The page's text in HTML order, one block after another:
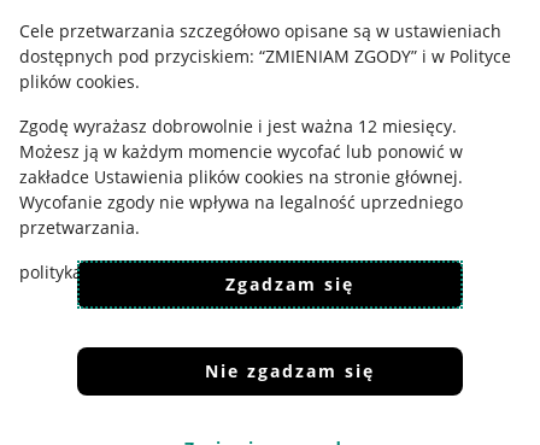
Cele przetwarzania szczegółowo opisane są w ustawieniach
dostępnych pod przyciskiem: “ZMIENIAM ZGODY” i w Polityce
plików cookies.
Zgodę wyrażasz dobrowolnie i jest ważna 12 miesięcy.
Możesz ją w każdym momencie wycofać lub ponowić w
zakładce Ustawienia plików cookies na stronie głównej.
Wycofanie zgody nie wpływa na legalność uprzedniego
przetwarzania.
polityka plików cookies
polityka ochrony prywatności
Zgadzam się
Nie zgadzam się
Informacje dla Aktu o Usługach Cyfrowych
Pobierz aplikację
Korzystanie z serwisu oznacza akceptacjęregulaminu